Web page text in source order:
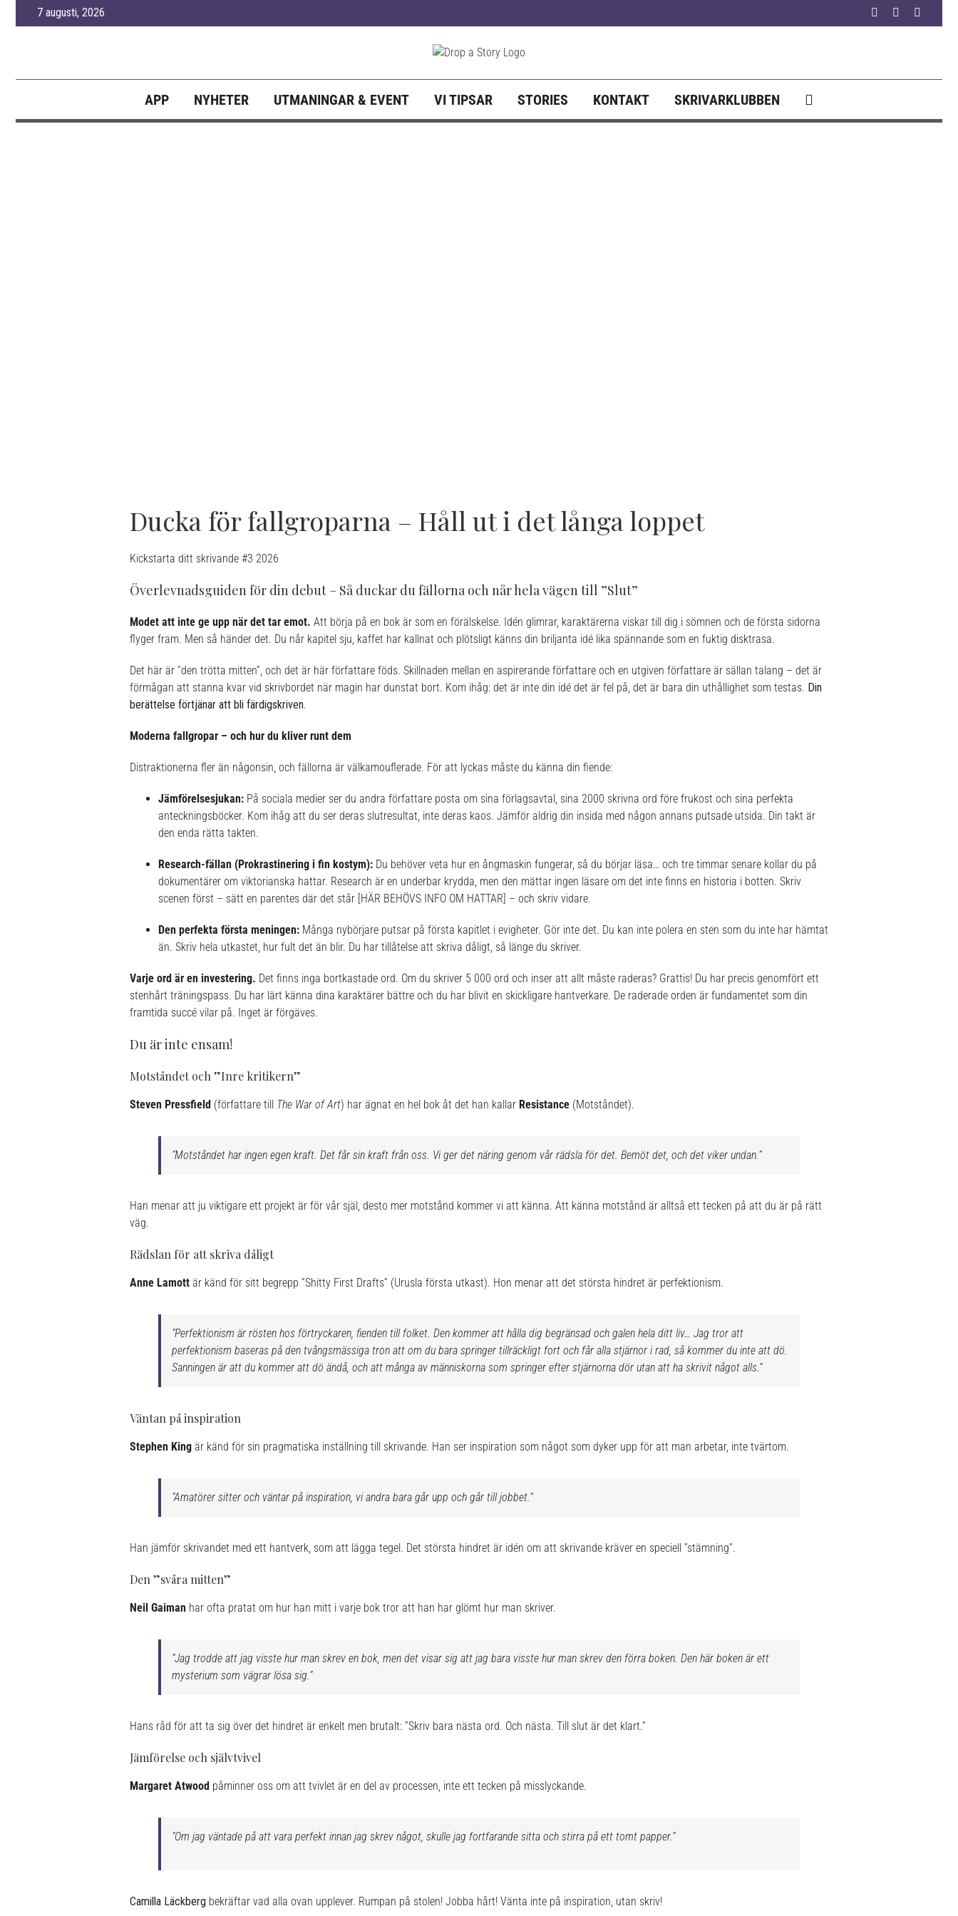
7 augusti, 2026 FacebookYouTube
APP NYHETER UTMANINGAR & EVENT VI TIPSAR STORIES KONTAKT SKRIVARKLUBBEN
Ducka för fallgroparna – Håll ut i det långa loppet
Kickstarta ditt skrivande #3 2026
Överlevnadsguiden för din debut – Så duckar du fällorna och når hela vägen till ”Slut”
Modet att inte ge upp när det tar emot. Att börja på en bok är som en förälskelse. Idén glimrar, karaktärerna viskar till dig i sömnen och de första sidorna
flyger fram. Men så händer det. Du når kapitel sju, kaffet har kallnat och plötsligt känns din briljanta idé lika spännande som en fuktig disktrasa.
Det här är ”den trötta mitten”, och det är här författare föds. Skillnaden mellan en aspirerande författare och en utgiven författare är sällan talang – det är
förmågan att stanna kvar vid skrivbordet när magin har dunstat bort. Kom ihåg: det är inte din idé det är fel på, det är bara din uthållighet som testas. Din
berättelse förtjänar att bli färdigskriven.
Moderna fallgropar – och hur du kliver runt dem
Distraktionerna fler än någonsin, och fällorna är välkamouflerade. För att lyckas måste du känna din fiende:
Jämförelsesjukan: På sociala medier ser du andra författare posta om sina förlagsavtal, sina 2000 skrivna ord före frukost och sina perfekta
anteckningsböcker. Kom ihåg att du ser deras slutresultat, inte deras kaos. Jämför aldrig din insida med någon annans putsade utsida. Din takt är
den enda rätta takten.
Research-fällan (Prokrastinering i fin kostym): Du behöver veta hur en ångmaskin fungerar, så du börjar läsa… och tre timmar senare kollar du på
dokumentärer om viktorianska hattar. Research är en underbar krydda, men den mättar ingen läsare om det inte finns en historia i botten. Skriv
scenen först – sätt en parentes där det står [HÄR BEHÖVS INFO OM HATTAR] – och skriv vidare.
Den perfekta första meningen: Många nybörjare putsar på första kapitlet i evigheter. Gör inte det. Du kan inte polera en sten som du inte har hämtat
än. Skriv hela utkastet, hur fult det än blir. Du har tillåtelse att skriva dåligt, så länge du skriver.
Varje ord är en investering. Det finns inga bortkastade ord. Om du skriver 5 000 ord och inser att allt måste raderas? Grattis! Du har precis genomfört ett
stenhårt träningspass. Du har lärt känna dina karaktärer bättre och du har blivit en skickligare hantverkare. De raderade orden är fundamentet som din
framtida succé vilar på. Inget är förgäves.
Du är inte ensam!
Motståndet och ”Inre kritikern”
Steven Pressfield (författare till The War of Art) har ägnat en hel bok åt det han kallar Resistance (Motståndet).
”Motståndet har ingen egen kraft. Det får sin kraft från oss. Vi ger det näring genom vår rädsla för det. Bemöt det, och det viker undan.”
Han menar att ju viktigare ett projekt är för vår själ, desto mer motstånd kommer vi att känna. Att känna motstånd är alltså ett tecken på att du är på rätt
väg.
Rädslan för att skriva dåligt
Anne Lamott är känd för sitt begrepp ”Shitty First Drafts” (Urusla första utkast). Hon menar att det största hindret är perfektionism.
”Perfektionism är rösten hos förtryckaren, fienden till folket. Den kommer att hålla dig begränsad och galen hela ditt liv… Jag tror att
perfektionism baseras på den tvångsmässiga tron att om du bara springer tillräckligt fort och får alla stjärnor i rad, så kommer du inte att dö.
Sanningen är att du kommer att dö ändå, och att många av människorna som springer efter stjärnorna dör utan att ha skrivit något alls.”
Väntan på inspiration
Stephen King är känd för sin pragmatiska inställning till skrivande. Han ser inspiration som något som dyker upp för att man arbetar, inte tvärtom.
”Amatörer sitter och väntar på inspiration, vi andra bara går upp och går till jobbet.”
Han jämför skrivandet med ett hantverk, som att lägga tegel. Det största hindret är idén om att skrivande kräver en speciell ”stämning”.
Den ”svåra mitten”
Neil Gaiman har ofta pratat om hur han mitt i varje bok tror att han har glömt hur man skriver.
”Jag trodde att jag visste hur man skrev en bok, men det visar sig att jag bara visste hur man skrev den förra boken. Den här boken är ett
mysterium som vägrar lösa sig.”
Hans råd för att ta sig över det hindret är enkelt men brutalt: ”Skriv bara nästa ord. Och nästa. Till slut är det klart.”
Jämförelse och självtvivel
Margaret Atwood påminner oss om att tvivlet är en del av processen, inte ett tecken på misslyckande.
”Om jag väntade på att vara perfekt innan jag skrev något, skulle jag fortfarande sitta och stirra på ett tomt papper.”
Camilla Läckberg bekräftar vad alla ovan upplever. Rumpan på stolen! Jobba hårt! Vänta inte på inspiration, utan skriv!